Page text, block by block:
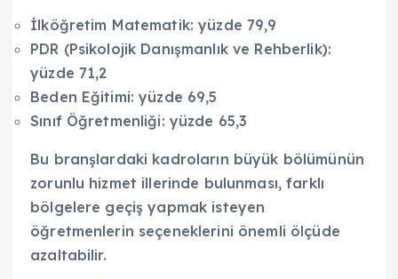
İlköğretim Matematik: yüzde 79,9
PDR (Psikolojik Danışmanlık ve Rehberlik):
yüzde 71,2
Beden Eğitimi: yüzde 69,5
Sınıf Öğretmenliği: yüzde 65,3
Bu branşlardaki kadroların büyük bölümünün
zorunlu hizmet illerinde bulunması, farklı
bölgelere geçiş yapmak isteyen
öğretmenlerin seçeneklerini önemli ölçüde
azaltabilir.